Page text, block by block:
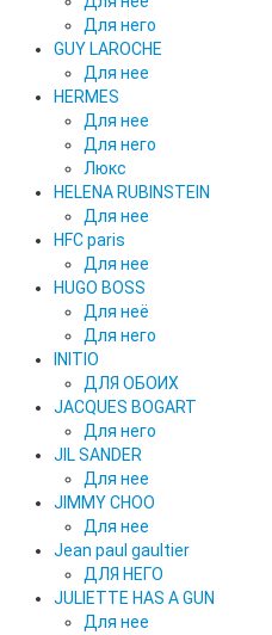
Для него
GUY LAROCHE
Для нее
HERMES
Для нее
Для него
Люкс
HELENA RUBINSTEIN
Для нее
HFC paris
Для нее
HUGO BOSS
Для неё
Для него
INITIO
ДЛЯ ОБОИХ
JACQUES BOGART
Для него
JIL SANDER
Для нее
JIMMY CHOO
Для нее
Jean paul gaultier
ДЛЯ НЕГО
JULIETTE HAS A GUN
Для нее